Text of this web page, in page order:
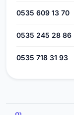
0535 609 13 70
0535 245 28 86
0535 718 31 93